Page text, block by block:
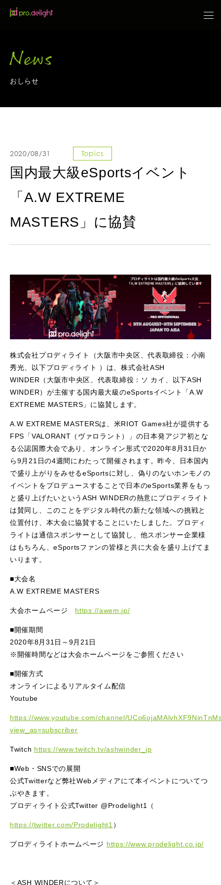
News
おしらせ
2020/08/31 Topics
国内最大級eSportsイベント
「A.W EXTREME
MASTERS」に協賛
株式会社プロディライト（大阪市中央区、代表取締役：小南
秀光、以下プロディライト ）は、株式会社ASH
WINDER（大阪市中央区、代表取締役：ソ カイ、以下ASH
WINDER）が主催する国内最大級のeSportsイベント「A.W
EXTREME MASTERS」に協賛します。
A.W EXTREME MASTERSは、米RIOT Games社が提供する
FPS「VALORANT（ヴァロラント）」の日本発アジア初とな
る公認国際大会であり、オンライン形式で2020年8月31日か
ら9月21日の4週間にわたって開催されます。昨今、日本国内
で盛り上がりをみせるeSportsに対し、偽りのないホンモノの
イベントをプロデュースすることで日本のeSports業界をもっ
と盛り上げたいというASH WINDERの熱意にプロディライト
は賛同し、このことをデジタル時代の新たな領域への挑戦と
位置付け、本大会に協賛することにいたしました。プロディ
ライトは通信スポンサーとして協賛し、他スポンサー企業様
はもちろん、eSportsファンの皆様と共に大会を盛り上げてま
いります。
■大会名
A.W EXTREME MASTERS
大会ホームページ https://awem.jp/
■開催期間
2020年8月31日～9月21日
※開催時間などは大会ホームページをご参照ください
■開催方式
オンラインによるリアルタイム配信
Youtube
https://www.youtube.com/channel/
view_as=subscriber
Twitch https://www.twitch.tv/ashwinder_jp
■Web・SNSでの展開
公式Twitterなど弊社Webメディアにて本イベントについてつ
ぶやきます。
プロディライト公式Twitter @Prodelight1（
https://twitter.com/Prodelight1 ）
プロディライトホームページ https://www.prodelight.co.jp/
＜ASH WINDERについて＞